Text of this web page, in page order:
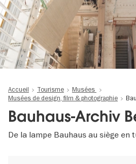
Accueil Tourisme
Musées
Musées de design, film & photographie
Bauhaus-Archiv
De la lampe Bauhaus au siège en